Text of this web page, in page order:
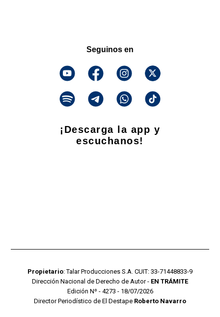
Seguinos en
¡Descarga la app y
escuchanos!
Propietario: Talar Producciones S.A. CUIT: 33-71448833-9
Dirección Nacional de Derecho de Autor - EN TRÁMITE
Edición Nº - 4273 - 18/07/2026
Director Periodístico de El Destape Roberto Navarro